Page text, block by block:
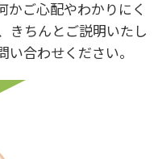
かご心配やわかりにく
きちんとご説明いたし
い合わせください。